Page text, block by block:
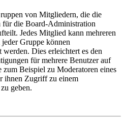
von Mitgliedern, die die
die Board-Administration
Jedes Mitglied kann mehreren
Gruppe können
Dies erleichtert es den
für mehrere Benutzer auf
zum Beispiel zu Moderatoren eines
ihnen Zugriff zu einem
geben.